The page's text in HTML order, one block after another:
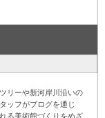
リーや新河岸川沿いの
ッフがブログを通じ
る美術館づくりをめざ